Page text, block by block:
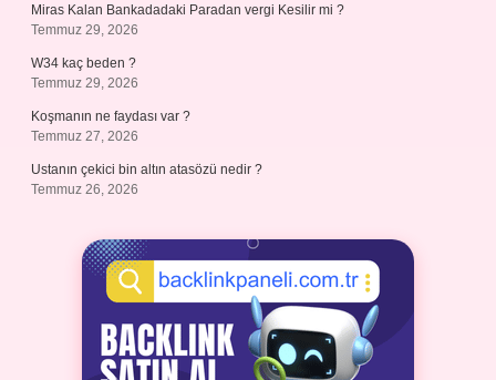
Miras Kalan Bankadadaki Paradan vergi Kesilir mi ?
Temmuz 29, 2026
W34 kaç beden ?
Temmuz 29, 2026
Koşmanın ne faydası var ?
Temmuz 27, 2026
Ustanın çekici bin altın atasözü nedir ?
Temmuz 26, 2026